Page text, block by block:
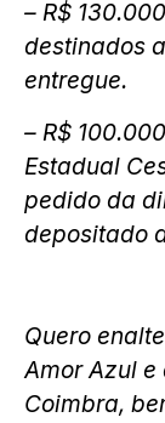
– R$
destinados
entregue.
– R$
Estadual
pedido da
depositado
Quero
Amor Azul e
Coimbra,